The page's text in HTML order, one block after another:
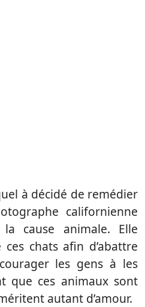
à décidé de remédier
californienne
cause animale. Elle
chats afin d’abattre
les gens à les
que ces animaux sont
autant d’amour.